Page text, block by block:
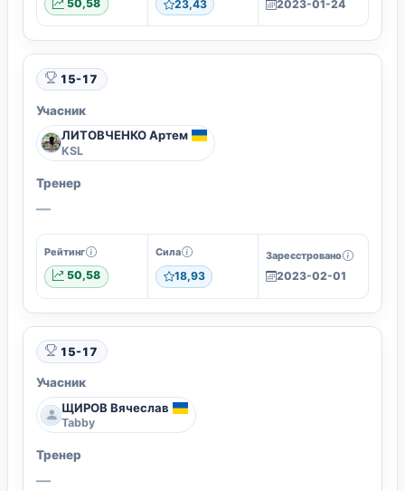
50,58 23,43 2023-01-24
15-17
Учасник
ЛИТОВЧЕНКО Артем
KSL
Тренер
—
Рейтинг
50,58
Сила
18,93
Зареєстровано
2023-02-01
15-17
Учасник
ЩИРОВ Вячеслав
Tabby
Тренер
—